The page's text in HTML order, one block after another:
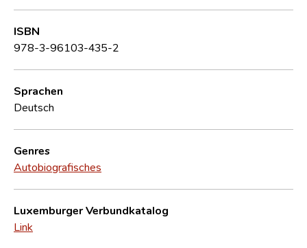
ISBN
978-3-96103-435-2
Sprachen
Deutsch
Genres
Autobiografisches
Luxemburger Verbundkatalog
Link